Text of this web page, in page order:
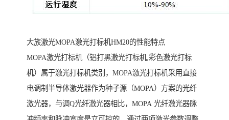
大族激光MOPA激光打标机HM20的性能特点
MOPA激光打标机（铝打黑激光打标机,彩色激光打标
机）属于激光打标机类别，MOPA激光打标机采用直接
电调制半导体激光器作为种子源（MOPA）方案的光纤
激光器，与调Q光纤激光器相比，MOPA 光纤激光器脉